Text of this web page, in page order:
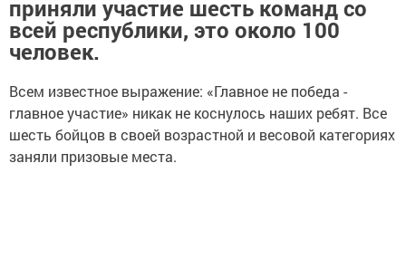
приняли участие шесть команд со
всей республики, это около 100
человек.
Всем известное выражение: «Главное не победа -
главное участие» никак не коснулось наших ребят. Все
шесть бойцов в своей возрастной и весовой категориях
заняли призовые места.